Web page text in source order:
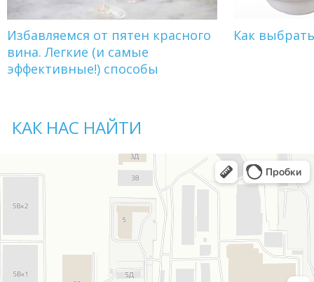
Избавляемся от пятен красного
вина. Легкие (и самые
эффективные!) способы
Как
КАК НАС НАЙТИ